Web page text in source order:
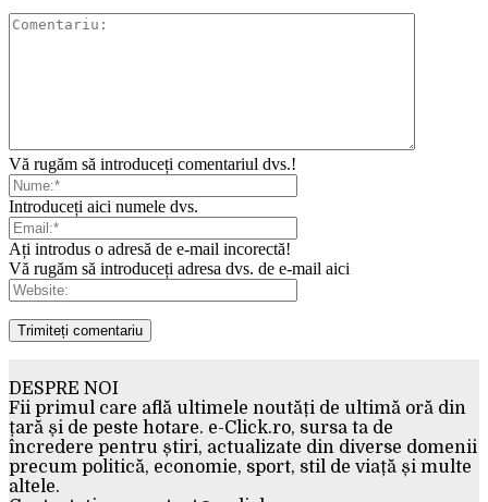
Vă rugăm să introduceți comentariul dvs.!
Introduceți aici numele dvs.
Ați introdus o adresă de e-mail incorectă!
Vă rugăm să introduceți adresa dvs. de e-mail aici
DESPRE NOI
Fii primul care află ultimele noutăți de ultimă oră din
țară și de peste hotare. e-Click.ro, sursa ta de
încredere pentru știri, actualizate din diverse domenii
precum politică, economie, sport, stil de viață și multe
altele.